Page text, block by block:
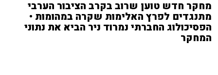
מחקר חדש טוען שרוב בקרב הציבור הערבי
מתנגדים לפרץ האלימות שקרה במהומות •
הפסיכולוג החברתי נמרוד ניר הביא את נתוני
המחקר